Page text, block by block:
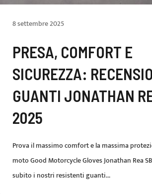
8 settembre 2025
PRESA, COMFORT E
SICUREZZA:
GUANTI JONATHAN
2025
Prova il massimo comfort e la massima
moto Good Motorcycle Gloves Jonathan Rea
subito i nostri resistenti guanti...